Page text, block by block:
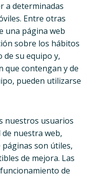
a determinadas
Entre otras
una página web
sobre los hábitos
de su equipo y,
que contengan y de
pueden utilizarse
nuestros usuarios
nuestra web,
son útiles,
de mejora. Las
de